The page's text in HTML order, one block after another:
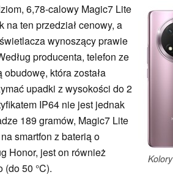
6,78-calowy Magic7 Lite
ten przedział cenowy, a
wynoszący prawie
producenta, telefon ze
która została
upadki z wysokości do 2
IP64 nie jest jednak
189 gramów, Magic7 Lite
smartfon z baterią o
Honor, jest on również
(do 50 °C).